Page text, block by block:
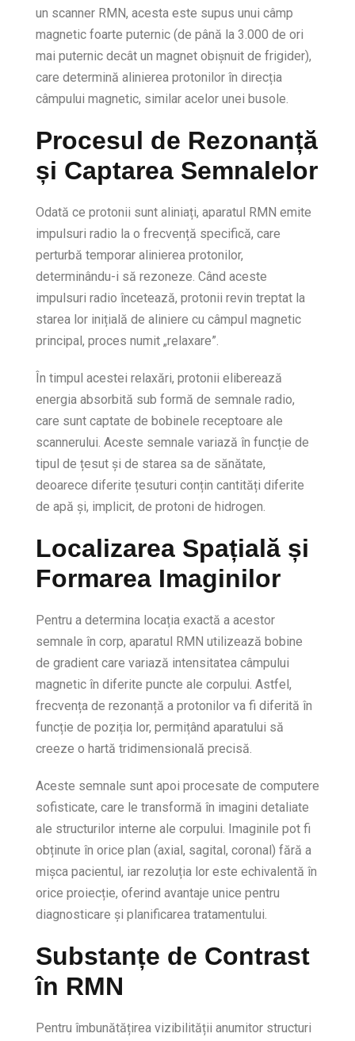
un scanner RMN, acesta este supus unui câmp
magnetic foarte puternic (de până la 3.000 de ori
mai puternic decât un magnet obișnuit de frigider),
care determină alinierea protonilor în direcția
câmpului magnetic, similar acelor unei busole.
Procesul de Rezonanță
și Captarea Semnalelor
Odată ce protonii sunt aliniați, aparatul RMN emite
impulsuri radio la o frecvență specifică, care
perturbă temporar alinierea protonilor,
determinându-i să rezoneze. Când aceste
impulsuri radio încetează, protonii revin treptat la
starea lor inițială de aliniere cu câmpul magnetic
principal, proces numit „relaxare”.
În timpul acestei relaxări, protonii eliberează
energia absorbită sub formă de semnale radio,
care sunt captate de bobinele receptoare ale
scannerului. Aceste semnale variază în funcție de
tipul de țesut și de starea sa de sănătate,
deoarece diferite țesuturi conțin cantități diferite
de apă și, implicit, de protoni de hidrogen.
Localizarea Spațială și
Formarea Imaginilor
Pentru a determina locația exactă a acestor
semnale în corp, aparatul RMN utilizează bobine
de gradient care variază intensitatea câmpului
magnetic în diferite puncte ale corpului. Astfel,
frecvența de rezonanță a protonilor va fi diferită în
funcție de poziția lor, permițând aparatului să
creeze o hartă tridimensională precisă.
Aceste semnale sunt apoi procesate de computere
sofisticate, care le transformă în imagini detaliate
ale structurilor interne ale corpului. Imaginile pot fi
obținute în orice plan (axial, sagital, coronal) fără a
mișca pacientul, iar rezoluția lor este echivalentă în
orice proiecție, oferind avantaje unice pentru
diagnosticare și planificarea tratamentului.
Substanțe de Contrast
în RMN
Pentru îmbunătățirea vizibilității anumitor structuri